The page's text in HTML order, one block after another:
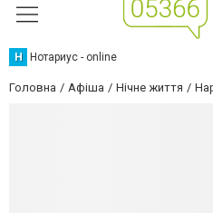
Н Нотариус - online
Головна Афіша Нічне життя